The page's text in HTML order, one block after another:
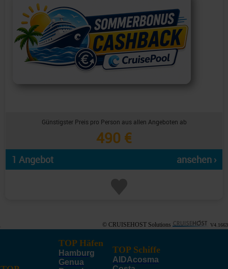
Günstigster Preis pro Person aus allen Angeboten ab
490 €
1 Angebot ansehen ›
© CRUISEHOST Solutions V4.1663
TOP Häfen
Hamburg
Genua
TOP Schiffe
AIDAcosma